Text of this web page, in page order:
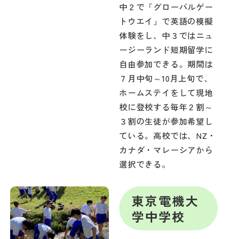
中２で「グローバルゲー
トウエイ」で英語の模擬
体験をし、中３ではニュ
ージーランド短期留学に
自由参加できる。期間は
７月中旬～10月上旬で、
ホームステイをして現地
校に登校する毎年２割～
３割の生徒が参加希望し
ている。高校では、NZ・
カナダ・マレーシアから
選択できる。
東京電機大
学中学校